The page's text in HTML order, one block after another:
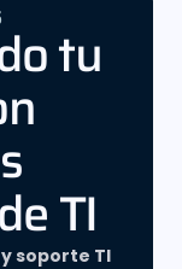
tu
TI
soporte TI